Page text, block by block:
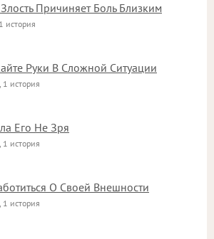
Причиняет Боль Близким
история
Руки В Сложной Ситуации
1 история
Его Не Зря
1 история
О Своей Внешности
1 история